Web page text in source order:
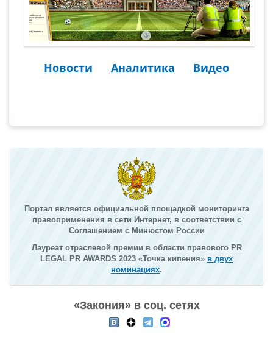
Новости Аналитика Видео
Портал является официальной площадкой мониторинга
правоприменения в сети Интернет, в соответствии с
Соглашением с Минюстом России
Лауреат отраслевой премии в области правового PR
LEGAL PR AWARDS 2023 «Точка кипения» в двух
номинациях.
«Закония» в соц. сетях